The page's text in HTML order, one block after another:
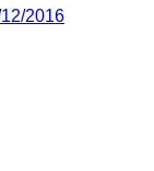
2016